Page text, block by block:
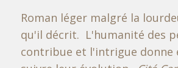
Roman léger malgré la
qu'il décrit. L'humanité des
contribue et l'intrigue donne